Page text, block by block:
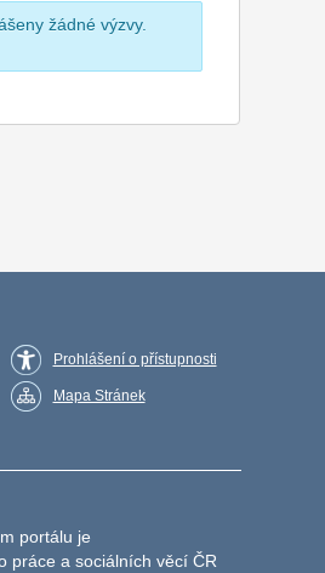
žádné výzvy.
Prohlášení o přístupnosti
Mapa Stránek
portálu je
práce a sociálních věcí ČR